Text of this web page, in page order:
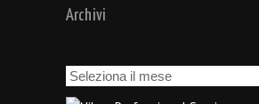
Archivi
Archivi